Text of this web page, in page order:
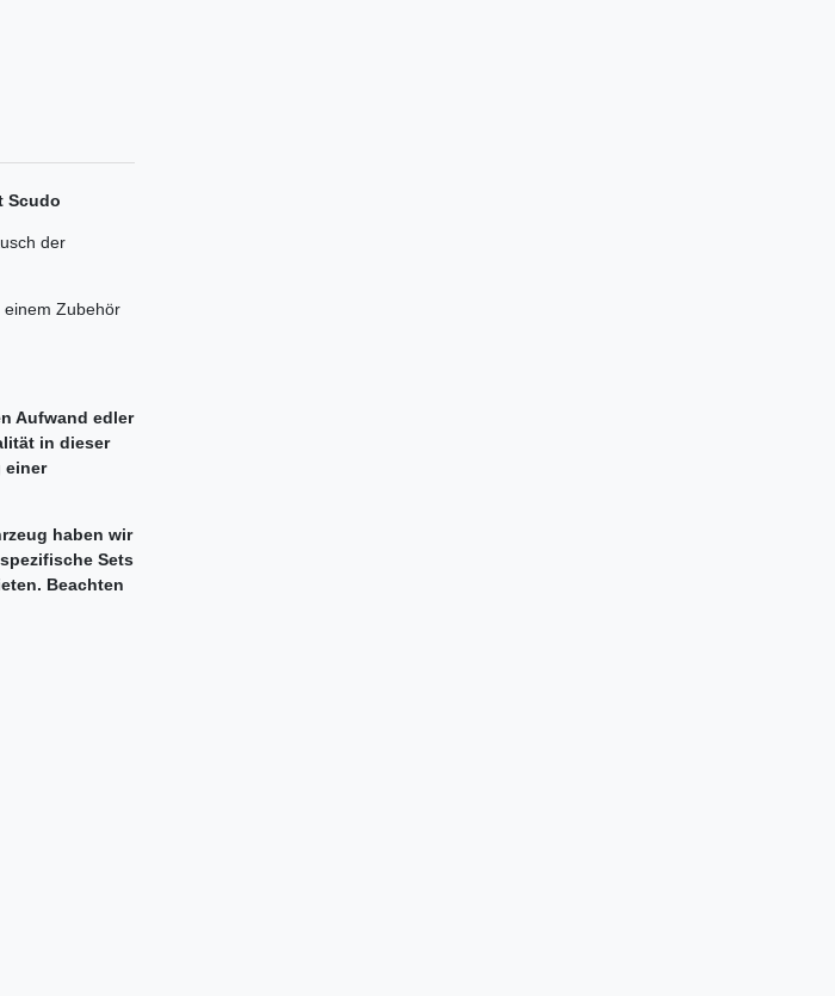
Scudo
der
einem Zubehör
Aufwand edler
in dieser
einer
haben wir
Sets
Beachten